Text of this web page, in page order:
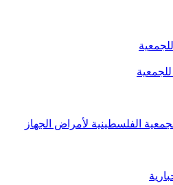
للجمعية
للجمعية الفلسطينية لأمراض الجهاز